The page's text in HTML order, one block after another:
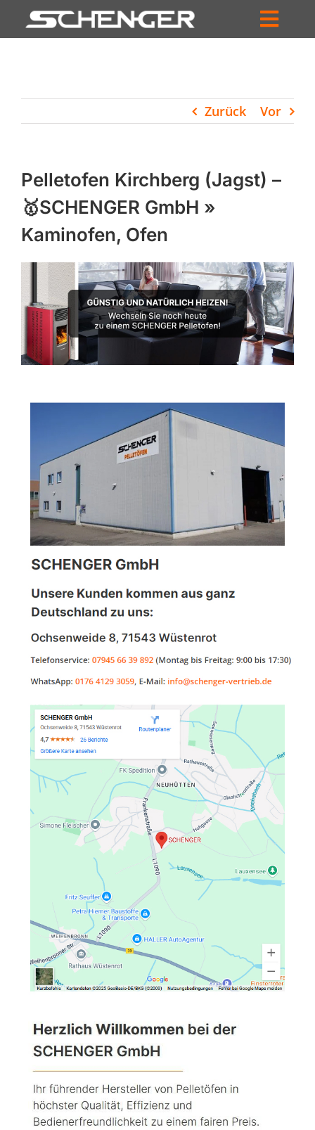
Inhalt
HÄNDLERSUCHE
UNTERNEHMEN
PROFIL
WARENKORB
PRODUCTS
SEARCH
Zurück Vor
Pelletofen Kirchberg (Jagst) –
🥇SCHENGER GmbH »
Kaminofen, Ofen